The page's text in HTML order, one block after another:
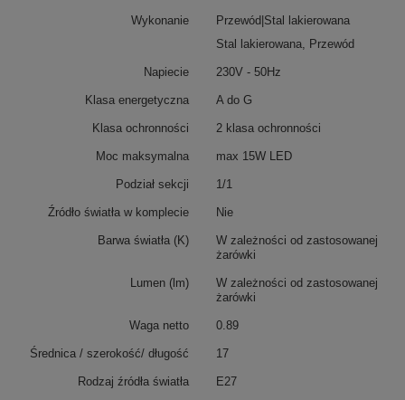
Wykonanie
Przewód|Stal lakierowana
Stal lakierowana, Przewód
Napiecie 230V - 50Hz
Klasa energetyczna A do G
Klasa ochronności 2 klasa ochronności
Moc maksymalna max 15W LED
Podział sekcji 1/1
Źródło światła w komplecie Nie
Barwa światła (K)
W zależności od zastosowanej
żarówki
Lumen (lm)
W zależności od zastosowanej
żarówki
Waga netto 0.89
Średnica / szerokość/ długość 17
Rodzaj źródła światła E27